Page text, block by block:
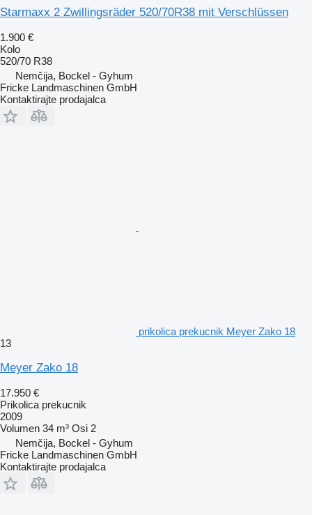
Starmaxx 2 Zwillingsräder 520/70R38 mit Verschlüssen
1.900 €
Kolo
520/70 R38
Nemčija, Bockel - Gyhum
Fricke Landmaschinen GmbH
Kontaktirajte prodajalca
prikolica prekucnik Meyer Zako 18
13
Meyer Zako 18
17.950 €
Prikolica prekucnik
2009
Volumen 34 m³ Osi 2
Nemčija, Bockel - Gyhum
Fricke Landmaschinen GmbH
Kontaktirajte prodajalca